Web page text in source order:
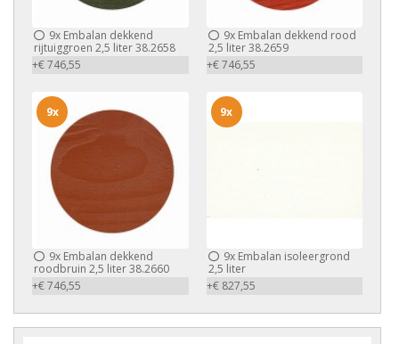
9x Embalan dekkend
rijtuiggroen 2,5 liter 38.2658
+€ 746,55
9xEmbalan dekkend rood
2,5 liter 38.2659
+€ 746,55
9x Embalan dekkend
roodbruin 2,5 liter 38.2660
+€ 746,55
9x
9xEmbalan isoleergrond
2,5 liter
+€ 827,55
9x